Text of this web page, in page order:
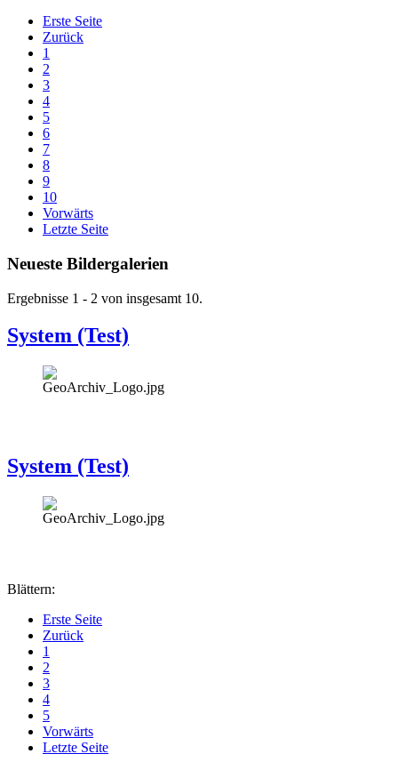
Erste Seite
Zurück
1
2
3
4
5
6
7
8
9
10
Vorwärts
Letzte Seite
Neueste Bildergalerien
Ergebnisse 1 - 2 von insgesamt 10.
System (Test)
System (Test)
Blättern:
Erste Seite
Zurück
1
2
3
4
5
Vorwärts
Letzte Seite